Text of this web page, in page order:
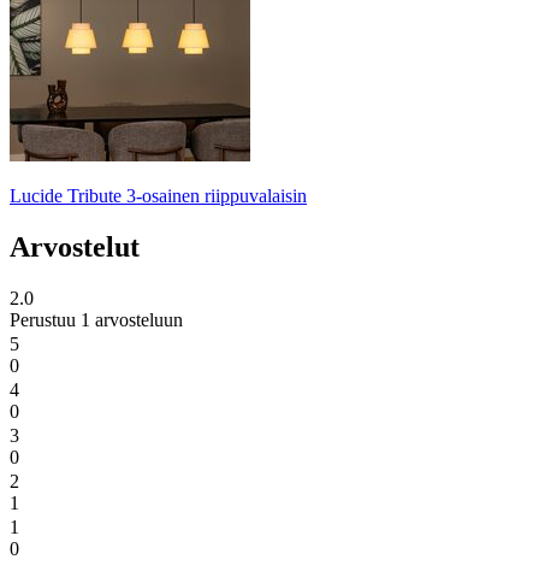
Lucide Tribute 3-osainen riippuvalaisin
Arvostelut
2.0
Perustuu 1 arvosteluun
5
0
4
0
3
0
2
1
1
0